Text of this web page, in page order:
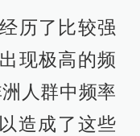
历了比较强
现极高的频
人群中频率
造成了这些